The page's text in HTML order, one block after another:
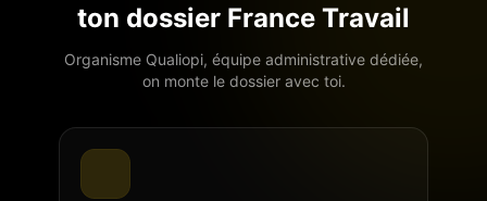
ton dossier France Travail
Organisme Qualiopi, équipe administrative dédiée,
on monte le dossier avec toi.